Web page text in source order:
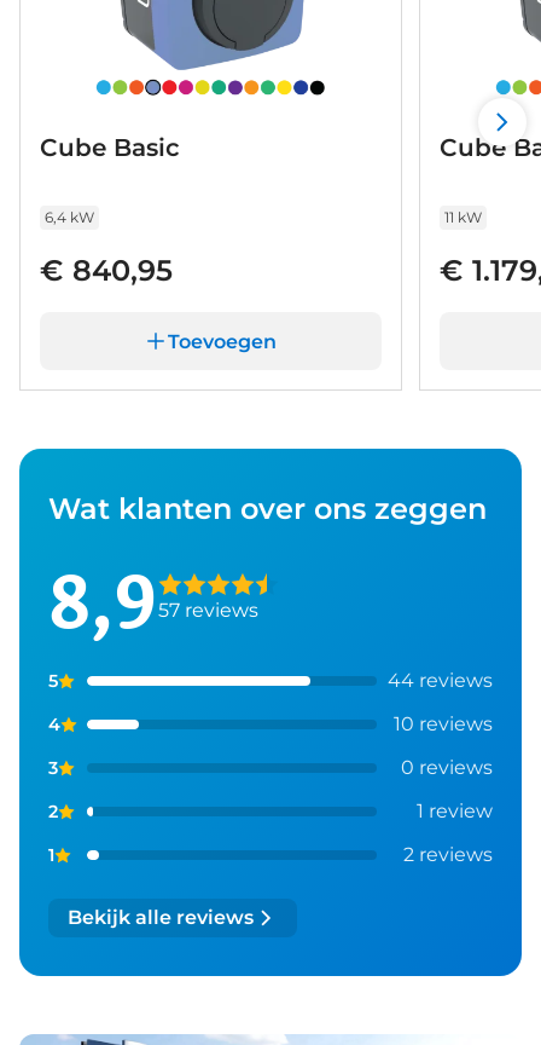
Cube Basic
6,4 kW
€ 840,95
Toevoegen
Cube
11 kW
€
Wat klanten over ons zeggen
8,957 reviews
5 44 reviews
4 10 reviews
3 0 reviews
2 1 review
1 2 reviews
Bekijk alle reviews